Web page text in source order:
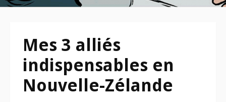
Mes 3 alliés
indispensables en
Nouvelle-Zélande